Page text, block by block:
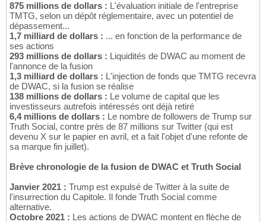
875 millions de dollars : L'évaluation initiale de l'entreprise
TMTG, selon un dépôt réglementaire, avec un potentiel de
dépassement...
1,7 milliard de dollars : ... en fonction de la performance de
ses actions
293 millions de dollars : Liquidités de DWAC au moment de
l'annonce de la fusion
1,3 milliard de dollars : L'injection de fonds que TMTG recevra
de DWAC, si la fusion se réalise
138 millions de dollars : Le volume de capital que les
investisseurs autrefois intéressés ont déjà retiré
6,4 millions de dollars : Le nombre de followers de Trump sur
Truth Social, contre près de 87 millions sur Twitter (qui est
devenu X sur le papier en avril, et a fait l'objet d'une refonte de
sa marque fin juillet).
Brève chronologie de la fusion de DWAC et Truth Social
Janvier 2021 : Trump est expulsé de Twitter à la suite de
l'insurrection du Capitole. Il fonde Truth Social comme
alternative.
Octobre 2021 : Les actions de DWAC montent en flèche de